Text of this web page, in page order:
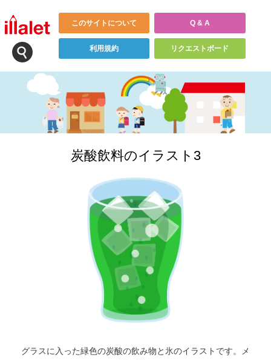
このサイトについて Q & A
利用規約 リクエストボード
炭酸飲料のイラスト3
グラスに入った緑色の炭酸の飲み物と氷のイラストです。メ